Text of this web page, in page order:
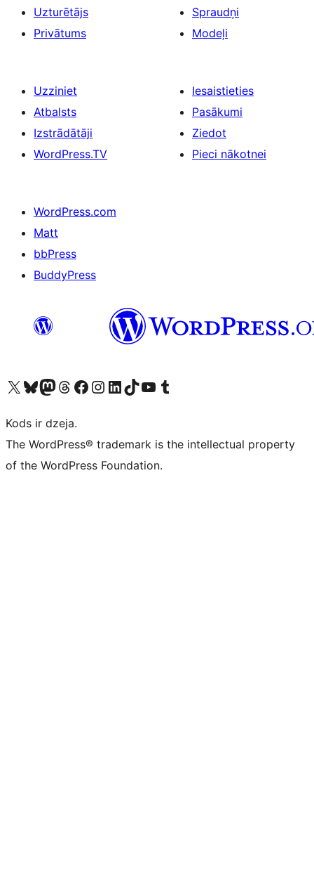
Uzturētājs
Privātums
Spraudņi
Modeļi
Uzziniet
Atbalsts
Izstrādātāji
WordPress.TV
Iesaistieties
Pasākumi
Ziedot
Pieci nākotnei
WordPress.com
Matt
bbPress
BuddyPress
Apmeklējiet mūsu X (agrāk Twitter) kontu
Apmeklējiet mūsu Bluesky kontu
Apmeklējiet mūsu Mastodon kontu
Apmeklējiet mūsu Threads kontu
Apmeklējiet mūsu Facebook lapuApmeklējiet mūsu Instagram kontu
Apmeklējiet mūsu LinkedIn kontu
Apmeklējiet mūsu TikTok kontu
Apmeklējiet mūsu YouTube kanālu
Apmeklējiet mūsu Tumblr kontu
Kods ir dzeja.
The WordPress® trademark is the intellectual property
of the WordPress Foundation.